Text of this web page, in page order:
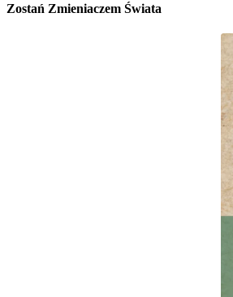
Zostań Zmieniaczem Świata